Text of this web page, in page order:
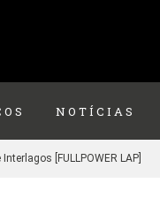
NOTÍCIAS
[FULLPOWER LAP]